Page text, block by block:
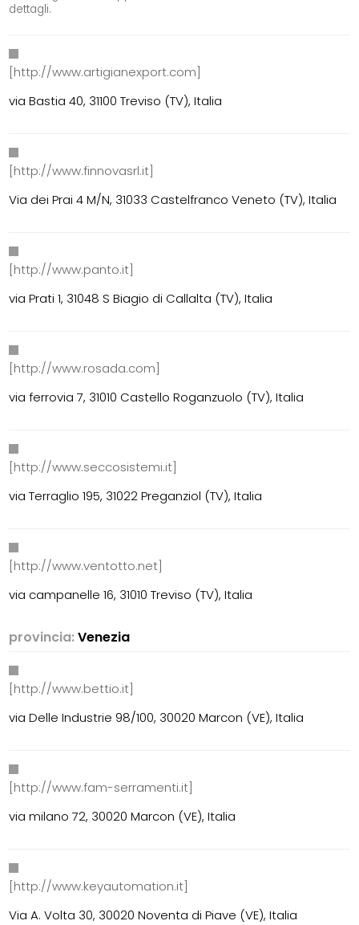
dettagli.
[http://www.artigianexport.com]
via Bastia 40, 31100 Treviso (TV), Italia
[http://www.finnovasrl.it]
Via dei Prai 4 M/N, 31033 Castelfranco Veneto (TV), Italia
[http://www.panto.it]
via Prati 1, 31048 S Biagio di Callalta (TV), Italia
[http://www.rosada.com]
via ferrovia 7, 31010 Castello Roganzuolo (TV), Italia
[http://www.seccosistemi.it]
via Terraglio 195, 31022 Preganziol (TV), Italia
[http://www.ventotto.net]
via campanelle 16, 31010 Treviso (TV), Italia
provincia:Venezia
[http://www.bettio.it]
via Delle Industrie 98/100, 30020 Marcon (VE), Italia
[http://www.fam-serramenti.it]
via milano 72, 30020 Marcon (VE), Italia
[http://www.keyautomation.it]
Via A. Volta 30, 30020 Noventa di Piave (VE), Italia